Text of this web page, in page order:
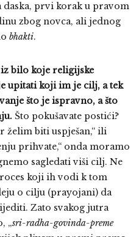
daska, prvi korak u pravom
zbog novca, ali jednog
bhakti.
bilo koje religijske
upitati koji im je cilj, a tek
što je ispravno, a što
Što pokušavate postići?
želim biti uspješan,“ ili
prihvate,“ onda moramo
sagledati viši cilj. Ne
koji ih vodi k tom
o cilju (prayojani) da
Zato svakog jutra
„sri-radha-govinda-preme